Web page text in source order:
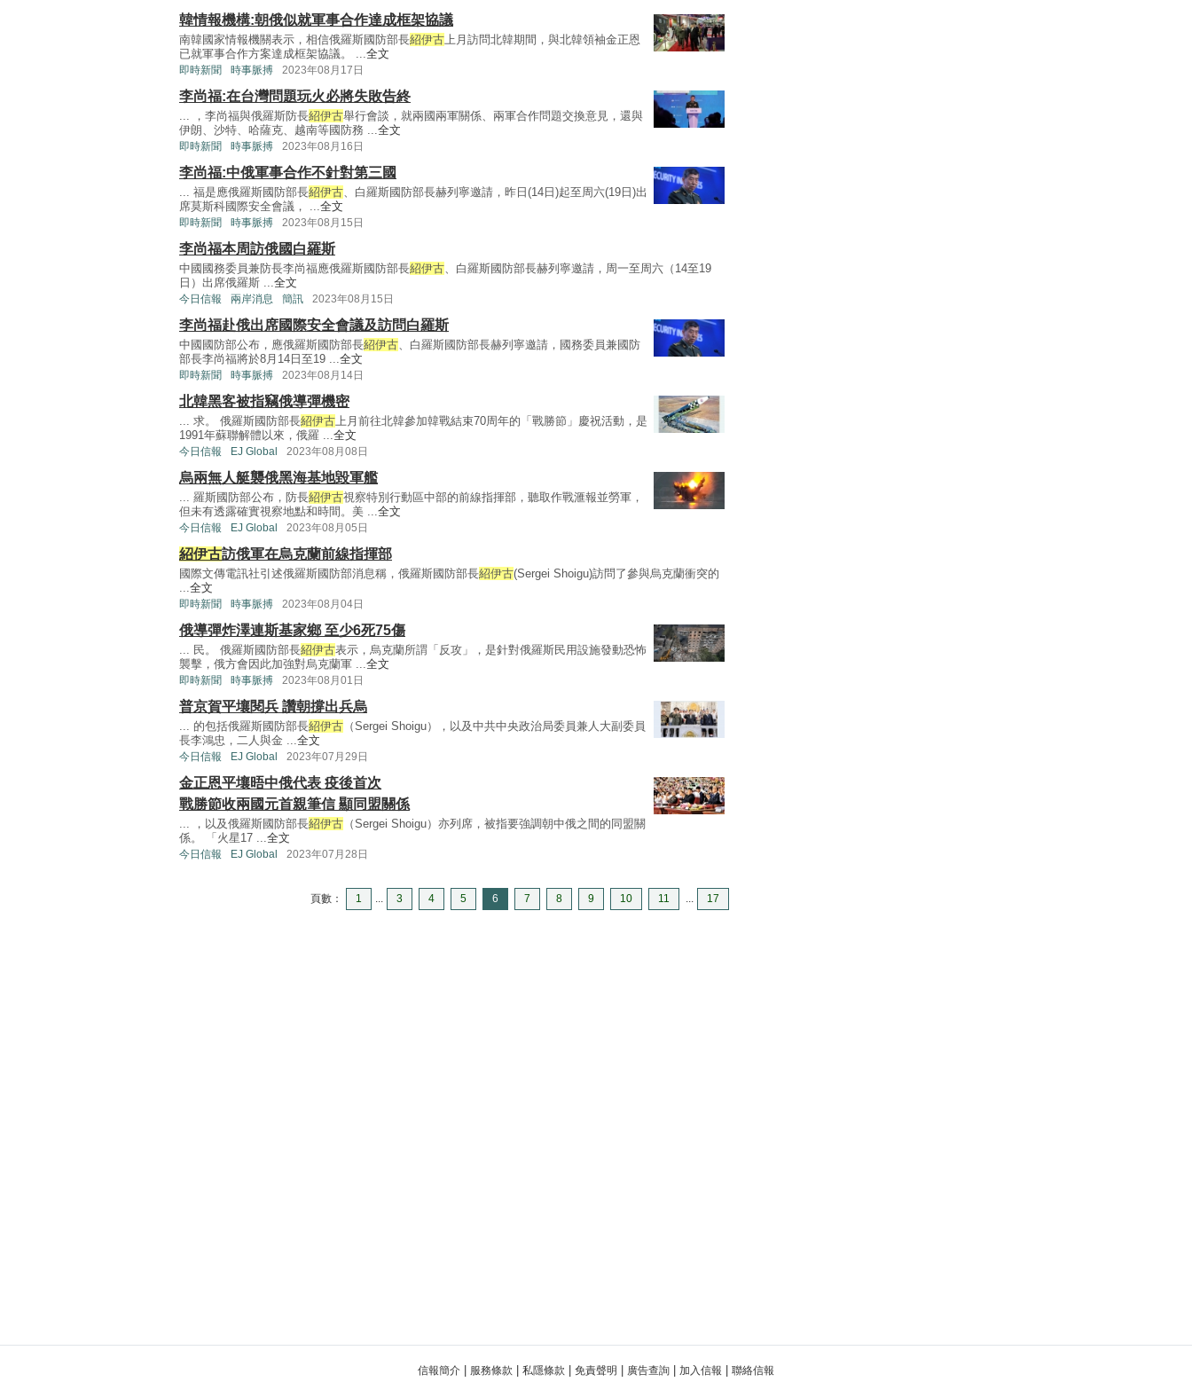
韓情報機構:朝俄似就軍事合作達成框架協議
南韓國家情報機關表示，相信俄羅斯國防部長紹伊古上月訪問北韓期間，與北韓領袖金正恩
已就軍事合作方案達成框架協議。 ...全文
即時新聞 時事脈搏 2023年08月17日
李尚福:在台灣問題玩火必將失敗告終
... ，李尚福與俄羅斯防長紹伊古舉行會談，就兩國兩軍關係、兩軍合作問題交換意見，還與
伊朗、沙特、哈薩克、越南等國防務 ...全文
即時新聞 時事脈搏 2023年08月16日
李尚福:中俄軍事合作不針對第三國
... 福是應俄羅斯國防部長紹伊古、白羅斯國防部長赫列寧邀請，昨日(14日)起至周六(19日)出
席莫斯科國際安全會議， ...全文
即時新聞 時事脈搏 2023年08月15日
李尚福本周訪俄國白羅斯
中國國務委員兼防長李尚福應俄羅斯國防部長紹伊古、白羅斯國防部長赫列寧邀請，周一至周六（14至19
日）出席俄羅斯 ...全文
今日信報 兩岸消息 簡訊 2023年08月15日
李尚福赴俄出席國際安全會議及訪問白羅斯
中國國防部公布，應俄羅斯國防部長紹伊古、白羅斯國防部長赫列寧邀請，國務委員兼國防
部長李尚福將於8月14日至19 ...全文
即時新聞 時事脈搏 2023年08月14日
北韓黑客被指竊俄導彈機密
... 求。 俄羅斯國防部長紹伊古上月前往北韓參加韓戰結束70周年的「戰勝節」慶祝活動，是
1991年蘇聯解體以來，俄羅 ...全文
今日信報 EJ Global 2023年08月08日
烏兩無人艇襲俄黑海基地毀軍艦
... 羅斯國防部公布，防長紹伊古視察特別行動區中部的前線指揮部，聽取作戰滙報並勞軍，
但未有透露確實視察地點和時間。美 ...全文
今日信報 EJ Global 2023年08月05日
紹伊古訪俄軍在烏克蘭前線指揮部
國際文傳電訊社引述俄羅斯國防部消息稱，俄羅斯國防部長紹伊古(Sergei Shoigu)訪問了參與烏克蘭衝突的
...全文
即時新聞 時事脈搏 2023年08月04日
俄導彈炸澤連斯基家鄉 至少6死75傷
... 民。 俄羅斯國防部長紹伊古表示，烏克蘭所謂「反攻」，是針對俄羅斯民用設施發動恐怖
襲擊，俄方會因此加強對烏克蘭軍 ...全文
即時新聞 時事脈搏 2023年08月01日
普京賀平壤閱兵 讚朝撐出兵烏
... 的包括俄羅斯國防部長紹伊古 （Sergei Shoigu），以及中共中央政治局委員兼人大副委員
長李鴻忠，二人與金 ...全文
今日信報 EJ Global 2023年07月29日
金正恩平壤晤中俄代表 疫後首次
戰勝節收兩國元首親筆信 顯同盟關係
... ，以及俄羅斯國防部長紹伊古 （Sergei Shoigu）亦列席，被指要強調朝中俄之間的同盟關
係。 「火星17 ...全文
今日信報 EJ Global 2023年07月28日
頁數： 1 ... 3 4 5 6 7 8 9 10 11 ... 17
信報簡介 服務條款 私隱條款 免責聲明 廣告查詢 加入信報 聯絡信報